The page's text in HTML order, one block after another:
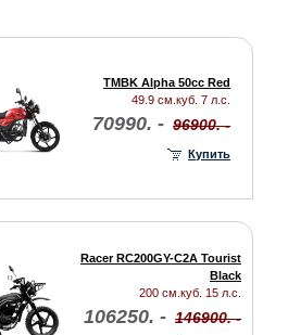
TMBK Alpha 50cc Red
49.9 см.куб. 7 л.с.
70990. - 96900. -
Купить
Racer RC200GY-C2A Tourist
Black
200 см.куб. 15 л.с.
106250. - 146900. -